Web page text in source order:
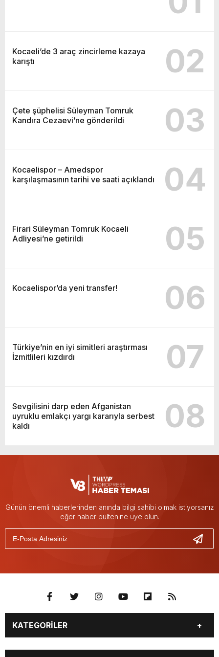
Kocaeli’de 3 araç zincirleme kazaya
karıştı
02
Çete şüphelisi Süleyman Tomruk
Kandıra Cezaevi’ne gönderildi
03
Kocaelispor – Amedspor
karşılaşmasının tarihi ve saati açıklandı
04
Firari Süleyman Tomruk Kocaeli
Adliyesi’ne getirildi
05
Kocaelispor’da yeni transfer! 06
Türkiye’nin en iyi simitleri araştırması
İzmitlileri kızdırdı
07
Sevgilisini darp eden Afganistan
uyruklu emlakçı yargı kararıyla serbest
kaldı
08
Günün önemli haberlerinden anında bilgi sahibi olmak istiyorsanız
eğer haber bültenine üye olun.
KATEGORİLER
Güncel Polis Adliye